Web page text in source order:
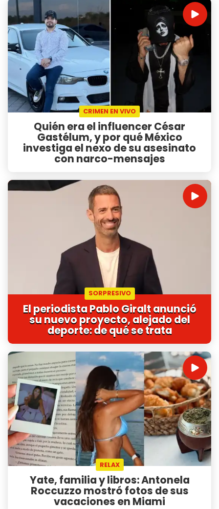
CRIMEN EN VIVO
Quién era el influencer César
Gastélum, y por qué México
investiga el nexo de su asesinato
con narco-mensajes
SORPRESIVO
El periodista Pablo Giralt anunció
su nuevo proyecto, alejado del
deporte: de qué se trata
RELAX
Yate, familia y libros: Antonela
Roccuzzo mostró fotos de sus
vacaciones en Miami